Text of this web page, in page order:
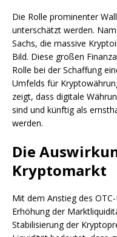
Die Rolle prominenter
unterschätzt werden.
Sachs, die massive
Bild. Diese großen
Rolle bei der Schaffung
Umfelds für
zeigt, dass digitale
sind und künftig als
werden.
Die
Kryptomarkt
Mit dem Anstieg des
Erhöhung der
Stabilisierung der